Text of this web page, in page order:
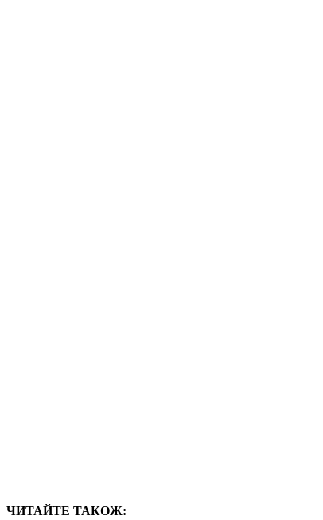
ЧИТАЙТЕ ТАКОЖ: